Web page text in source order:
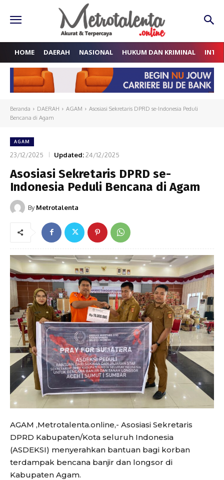
HOME DAERAH NASIONAL HUKUM DAN KRIMINAL
Beranda DAERAH AGAM
Asosiasi Sekretaris DPRD se-Indonesia Peduli
Bencana di Agam
AGAM
23/12/2025 Updated:24/12/2025
Asosiasi Sekretaris DPRD se-
Indonesia Peduli Bencana di Agam
By Metrotalenta
AGAM ,Metrotalenta.online,- Asosiasi Sekretaris
DPRD Kabupaten/Kota seluruh Indonesia
(ASDEKSI) menyerahkan bantuan bagi korban
terdampak bencana banjir dan longsor di
Kabupaten Agam.